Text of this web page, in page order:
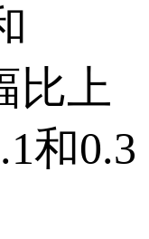
比上
和0.3